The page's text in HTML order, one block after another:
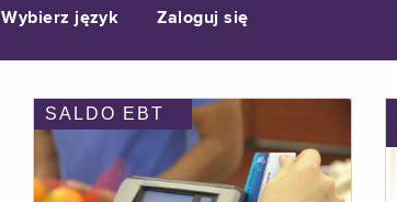
Wybierz język Zaloguj się
SALDO EBT